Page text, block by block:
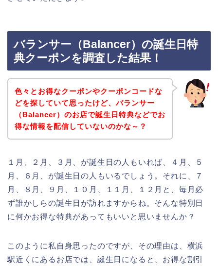
バランサー（Balancer）の誕生日特
典クーポンを調査した結果！
色々とお得なクーポンやクーポンコードな
どを探していて思ったけど、バランサー
（Balancer）のお店で誕生日特典などでお
得な情報を配信していないのかな～？
１月、２月、３月、が誕生日の人もいれば、４月、５
月、６月、が誕生日の人もいるでしょう。それに、７
月、８月、９月、１０月、１１月、１２月と、毎月必
ず誰かしらの誕生日が訪れますからね。そんな特別日
に何かお得な特典があってもいいと思いませんか？
このように私自身思ったのですが、その理由は、横浜
駅近くにあるお店では、誕生日になると、お得な割引